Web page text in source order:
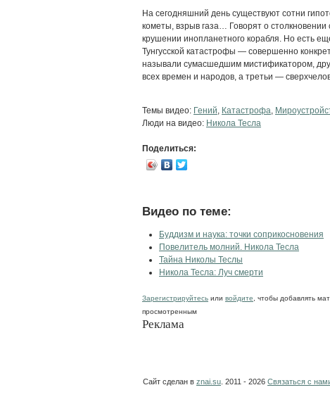
На сегодняшний день существуют сотни
кометы, взрыв газа… Говорят о
крушении инопланетного корабля. Но есть
Тунгусской катастрофы — совершенно
называли сумасшедшим мистификатором,
всех времен и народов, а третьи —
Темы видео: Гений Катастрофа
Люди на видео: Никола Тесла
Поделиться:
Видео по теме:
Буддизм и наука: точки соприкосновения
Повелитель молний. Никола Тесла
Тайна Николы Теслы
Николa Тесла: Луч смерти
Зарегистрируйтесь или войдите , чтобы добавлять
просмотренным
Реклама
Сайт сделан в znai.su . 2011 - 2026 Связаться с